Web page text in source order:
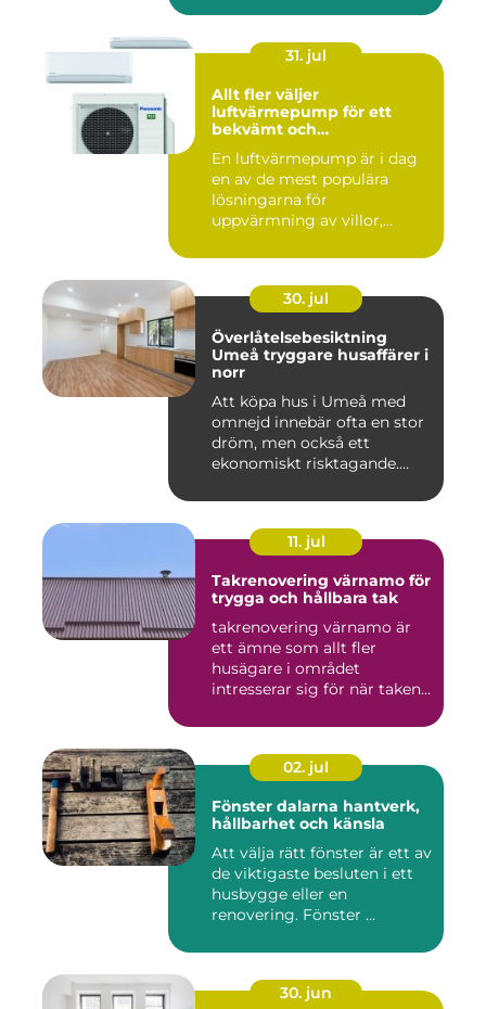
31. jul
Allt fler väljer
luftvärmepump för ett
bekvämt och
En luftvärmepump är i dag
en av de mest populära
lösningarna för
uppvärmning av villor,
30. jul
Överlåtelsebesiktning
Umeå tryggare husaffärer i
norr
Att köpa hus i Umeå med
omnejd innebär ofta en stor
dröm, men också ett
ekonomiskt risktagande.
11. jul
Takrenovering värnamo för
trygga och hållbara tak
takrenovering värnamo är
ett ämne som allt fler
husägare i området
intresserar sig för när taken
02. jul
Fönster dalarna hantverk,
hållbarhet och känsla
Att välja rätt fönster är ett av
de viktigaste besluten i ett
husbygge eller en
renovering. Fönster ...
30. jun